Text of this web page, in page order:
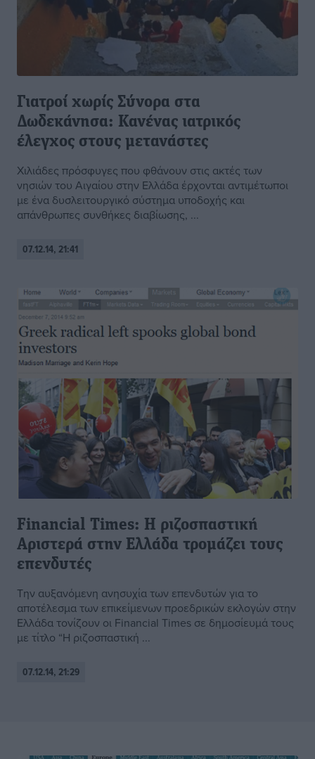
Γιατροί χωρίς Σύνορα στα
Δωδεκάνησα: Kανένας ιατρικός
έλεγχος στους μετανάστες
Χιλιάδες πρόσφυγες που φθάνουν στις ακτές των
νησιών του Αιγαίου στην Ελλάδα έρχονται αντιμέτωποι
με ένα δυσλειτουργικό σύστημα υποδοχής και
απάνθρωπες συνθήκες διαβίωσης, ...
07.12.14, 21:41
Financial Times: Η ριζοσπαστική
Αριστερά στην Ελλάδα τρομάζει τους
επενδυτές
Την αυξανόμενη ανησυχία των επενδυτών για το
αποτέλεσμα των επικείμενων προεδρικών εκλογών στην
Ελλάδα τονίζουν οι Financial Times σε δημοσίευμά τους
με τίτλο “Η ριζοσπαστική ...
07.12.14, 21:29